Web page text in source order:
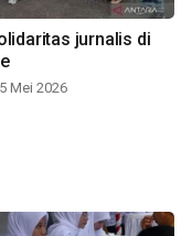
jurnalis di
Mei 2026